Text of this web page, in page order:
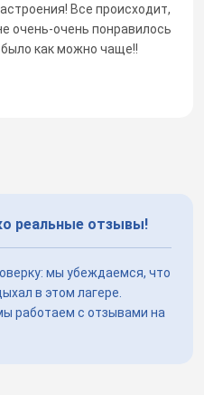
Все происходит,
очень-очень понравилось
как можно чаще!!
реальные отзывы!
мы убеждаемся, что
в этом лагере.
работаем с отзывами на